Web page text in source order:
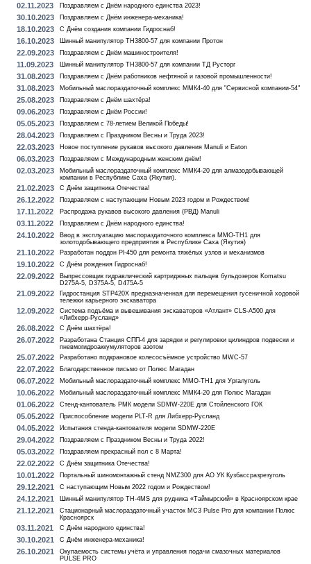
02.11.2023 Поздравляем с Днём народного единства 2023!
30.10.2023 Поздравляем с Днём инженера-механика!
18.10.2023 С Днём создания компании Гидроснаб!
16.10.2023 Шинный манипулятор TH3800-57 для компании Протон
22.09.2023 Поздравляем с Днём машиностроителя!
11.09.2023 Шинный манипулятор TH3800-57 для компании ТД Русторг
31.08.2023 Поздравляем с Днём работников нефтяной и газовой промышленности!
31.08.2023 Мобильный маслораздаточный комплекс ММК4-40 для "Сервисной компании-54"
25.08.2023 Поздравляем с Днём шахтёра!
09.06.2023 Поздравляем с Днём России!
05.05.2023 Поздравляем с 78-летием Великой Победы!
28.04.2023 Поздравляем с Праздником Весны и Труда 2023!
22.03.2023 Новое поступление рукавов высокого давления Manuli и Eaton
06.03.2023 Поздравляем с Международным женским днём!
02.03.2023
Мобильный маслораздаточный комплекс ММК4-20 для алмазодобывающей
компании в Республике Саха (Якутия).
21.02.2023 С Днём защитника Отечества!
26.12.2022 Поздравляем с наступающим Новым 2023 годом и Рождеством!
17.11.2022 Распродажа рукавов высокого давления (РВД) Manuli
03.11.2022 Поздравляем с Днём народного единства!
24.10.2022
Ввод в эксплуатацию маслораздаточного комплекса MMO-TH1 для
золотодобывающего предприятия в Республике Саха (Якутия)
21.10.2022 Разработан поддон Pl-450 для ремонта тяжёлых узлов и механизмов
19.10.2022 С Днём рождения Гидроснаб!
22.09.2022
Выпрессовщик гидравлический картриджных пальцев бульдозеров Komatsu
D275A-5, D375A-5, D475A-5
21.09.2022
Гидростанция STP420X предназначенная для перемещения гусеничной ходовой
тележки карьерного экскаватора
12.09.2022
Система подъёма и вывешивания экскаваторов «Атлант» CLS-А500 для
«Либхерр-Русланд»
26.08.2022 С Днём шахтёра!
26.07.2022
Разработана Станция СПП-4 для зарядки и регулировки цилиндров подвески и
пневмогидроаккумуляторов азотом
25.07.2022 Разработано подкрановое колесосъёмное устройство MWC-57
22.07.2022 Благодарственное письмо от Полюс Магадан
06.07.2022 Мобильный маслораздаточный комплекс MMO-TH1 для Ургалуголь
10.06.2022 Мобильный маслораздаточный комплекс ММК4-20 для Полюс Магадан
01.06.2022 Стенд-кантователь РМК модели SDMW-220E для Стойленского ГОК
05.05.2022 Приспособление модели PLT-R для Либхерр-Русланд
04.05.2022 Испытания стенда-кантователя модели SDMW-220E
29.04.2022 Поздравляем с Праздником Весны и Труда 2022!
05.03.2022 Поздравляем прекрасный пол с 8 Марта!
22.02.2022 С Днём защитника Отечества!
10.01.2022 Портальный шиномонтажный стенд NMZ300 для АО УК Кузбассразрезуголь
29.12.2021 С наступающим Новым 2022 годом и Рождеством!
24.12.2021 Шинный манипулятор TH-4MS для рудника «Таймырский» в Красноярском крае
21.12.2021
Стационарный маслораздаточный участок MC3 Pulse Pro для компании Полюс
Красноярск
03.11.2021 С Днём народного единства!
30.10.2021 С Днём инженера-механика!
26.10.2021
Окупаемость системы учёта и управления подачи смазочных материалов
PULSE PRO